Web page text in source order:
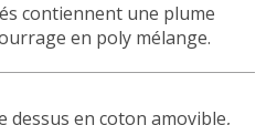
contiennent une plume
en poly mélange.
dessus en coton amovible,